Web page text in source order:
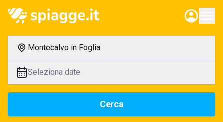
Montecalvo in Foglia
Seleziona date
Cerca